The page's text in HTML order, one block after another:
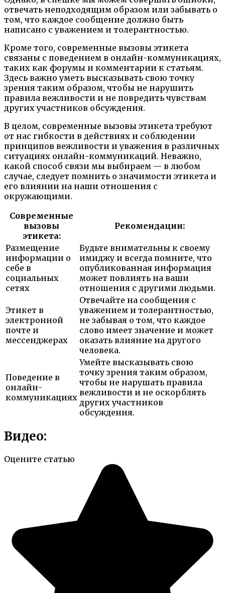
отвечать неподходящим образом или забывать о
том, что каждое сообщение должно быть
написано с уважением и толерантностью.
Кроме того, современные вызовы этикета
связаны с поведением в онлайн-коммуникациях,
таких как форумы и комментарии к статьям.
Здесь важно уметь высказывать свою точку
зрения таким образом, чтобы не нарушить
правила вежливости и не повредить чувствам
других участников обсуждения.
В целом, современные вызовы этикета требуют
от нас гибкости в действиях и соблюдении
принципов вежливости и уважения в различных
ситуациях онлайн-коммуникаций. Неважно,
какой способ связи мы выбираем — в любом
случае, следует помнить о значимости этикета и
его влиянии на наши отношения с
окружающими.
Современные
вызовы
этикета:
Рекомендации:
Размещение
информации о
себе в
социальных
сетях
Будьте внимательны к своему
имиджу и всегда помните, что
опубликованная информация
может повлиять на ваши
отношения с другими людьми.
Этикет в
электронной
почте и
мессенджерах
Отвечайте на сообщения с
уважением и толерантностью,
не забывая о том, что каждое
слово имеет значение и может
оказать влияние на другого
человека.
Поведение в
онлайн-
коммуникациях
Умейте высказывать свою
точку зрения таким образом,
чтобы не нарушать правила
вежливости и не оскорблять
других участников
обсуждения.
Видео:
Оцените статью